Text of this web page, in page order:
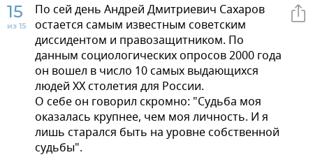
15
из 15
По сей день Андрей Дмитриевич Сахаров
остается самым известным советским
диссидентом и правозащитником. По
данным социологических опросов 2000 года
он вошел в число 10 самых выдающихся
людей XX столетия для России.
О себе он говорил скромно: "Судьба моя
оказалась крупнее, чем моя личность. И я
лишь старался быть на уровне собственной
судьбы".